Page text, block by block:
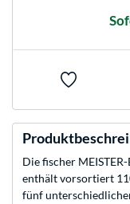
Die fischer
enthält vorsortiert
fünf